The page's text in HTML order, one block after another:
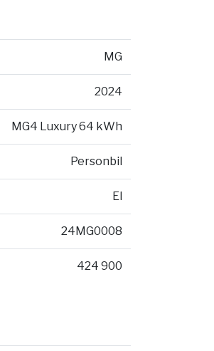
MG
2024
MG4 Luxury 64 kWh
Personbil
El
24MG0008
424 900